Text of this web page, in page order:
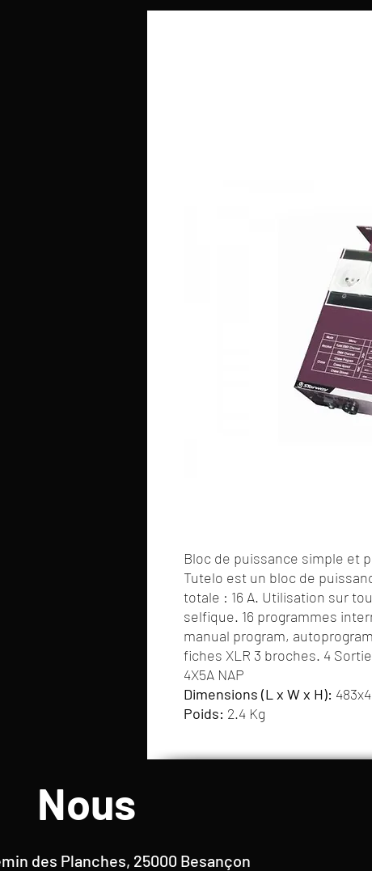
Bloc de puissance simple et
Tutelo est un bloc de
totale : 16 A. Utilisation sur
selfique. 16 programmes
manual program,
fiches XLR 3 broches. 4
4X5A NAP
Dimensions (L x W x H):
Poids: 2.4 Kg
Nous
des Planches, 25000 Besançon